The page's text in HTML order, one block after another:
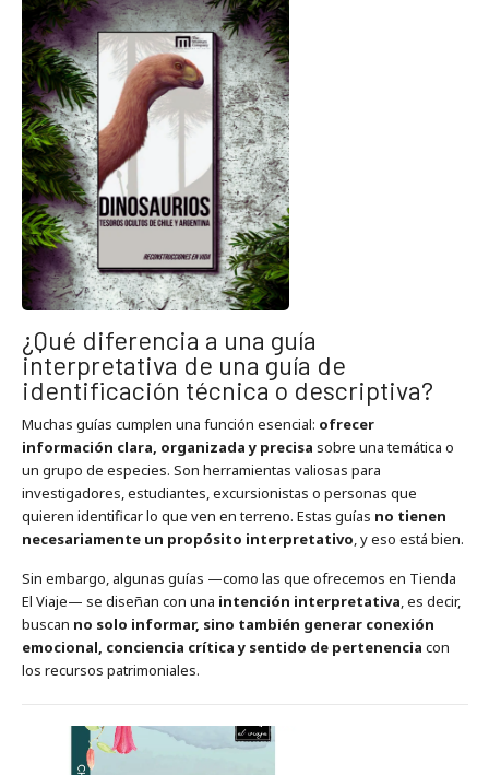
¿Qué diferencia a una guía
interpretativa de una guía de
identificación técnica o descriptiva?
Muchas guías cumplen una función esencial: ofrecer
información clara, organizada y precisa sobre una temática o
un grupo de especies. Son herramientas valiosas para
investigadores, estudiantes, excursionistas o personas que
quieren identificar lo que ven en terreno. Estas guías no tienen
necesariamente un propósito interpretativo, y eso está bien.
Sin embargo, algunas guías —como las que ofrecemos en Tienda
El Viaje— se diseñan con una intención interpretativa, es decir,
buscan no solo informar, sino también generar conexión
emocional, conciencia crítica y sentido de pertenencia con
los recursos patrimoniales.